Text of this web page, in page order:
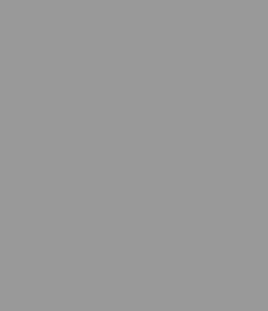
инструменты
Составите план,
интернет‑маркетинг